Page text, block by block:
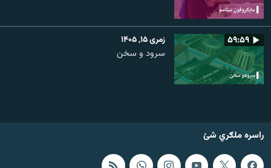
۵۹:۵۹ زمری ۱۵, ۱۴۰۵
سرود و سخن
راسره ملګري شئ